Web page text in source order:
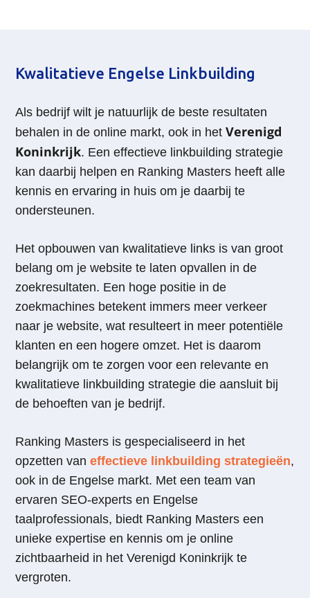
Kwalitatieve Engelse Linkbuilding
Als bedrijf wilt je natuurlijk de beste resultaten
behalen in de online markt, ook in hetVerenigd
Koninkrijk. Een effectieve linkbuilding strategie
kan daarbij helpen en Ranking Masters heeft alle
kennis en ervaring in huis om je daarbij te
ondersteunen.
Het opbouwen van kwalitatieve links is van groot
belang om je website te laten opvallen in de
zoekresultaten. Een hoge positie in de
zoekmachines betekent immers meer verkeer
naar je website, wat resulteert in meer potentiële
klanten en een hogere omzet. Het is daarom
belangrijk om te zorgen voor een relevante en
kwalitatieve linkbuilding strategie die aansluit bij
de behoeften van je bedrijf.
Ranking Masters is gespecialiseerd in het
opzetten vaneffectieve linkbuilding strategieën,
ook in de Engelse markt. Met een team van
ervaren SEO-experts en Engelse
taalprofessionals, biedt Ranking Masters een
unieke expertise en kennis om je online
zichtbaarheid in het Verenigd Koninkrijk te
vergroten.